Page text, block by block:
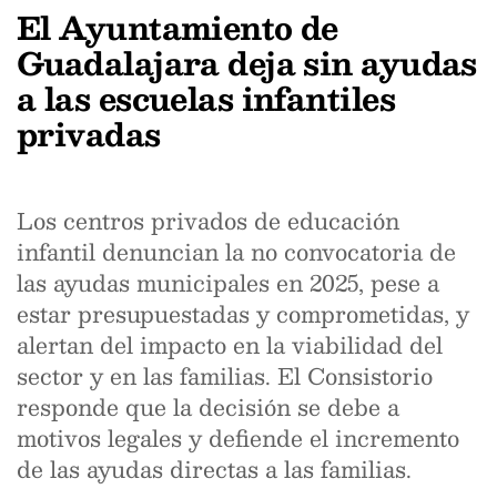
El Ayuntamiento de
Guadalajara deja sin ayudas
a las escuelas infantiles
privadas
Los centros privados de educación
infantil denuncian la no convocatoria de
las ayudas municipales en 2025, pese a
estar presupuestadas y comprometidas, y
alertan del impacto en la viabilidad del
sector y en las familias. El Consistorio
responde que la decisión se debe a
motivos legales y defiende el incremento
de las ayudas directas a las familias.